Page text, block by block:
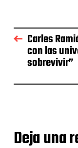
Carles
con las
sobrevivir”
Deja una